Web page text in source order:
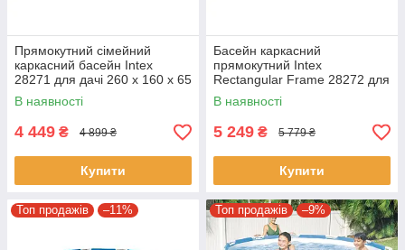
Прямокутний сімейний
каркасний басейн Intex
28271 для дачі 260 x 160 x 65
см на 2200 л синій
В наявності
4 449 ₴ 4 899 ₴
Купити
Басейн каркасний
прямокутний Intex
Rectangular Frame 28272 для
дачі 300 x 200 x 75 см на
3800 л синій
В наявності
5 249 ₴ 5 779 ₴
Купити
Топ продажів –11% Топ продажів –9%